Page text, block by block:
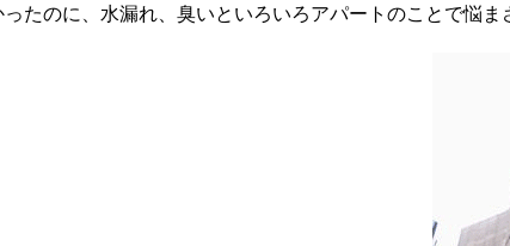
たのに、水漏れ、臭いといろいろアパートのことで悩ま